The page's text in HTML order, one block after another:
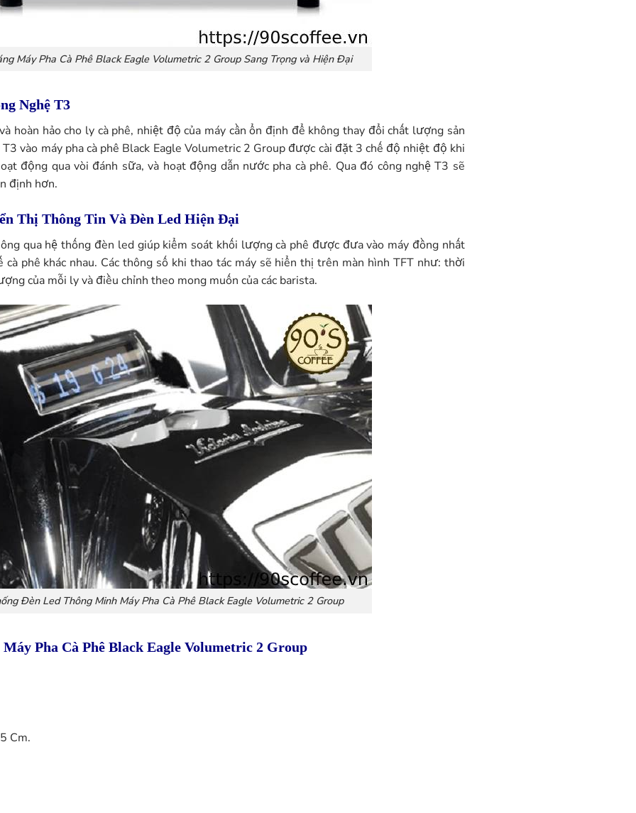
Máy Pha Cà Phê Black Eagle Volumetric 2 Group Sang Trọng và Hiện Đại
Nghệ T3
hoàn hảo cho ly cà phê, nhiệt độ của máy cần ổn định để không thay đổi chất lượng sản
vào máy pha cà phê Black Eagle Volumetric 2 Group được cài đặt 3 chế độ nhiệt độ khi
động qua vòi đánh sữa, và hoạt động dẫn nước pha cà phê. Qua đó công nghệ T3 sẽ
định hơn.
Thị Thông Tin Và Đèn Led Hiện Đại
qua hệ thống đèn led giúp kiểm soát khối lượng cà phê được đưa vào máy đồng nhất
cà phê khác nhau. Các thông số khi thao tác máy sẽ hiển thị trên màn hình TFT như: thời
của mỗi ly và điều chỉnh theo mong muốn của các barista.
Đèn Led Thông Minh Máy Pha Cà Phê Black Eagle Volumetric 2 Group
Pha Cà Phê Black Eagle Volumetric 2 Group
Cm.